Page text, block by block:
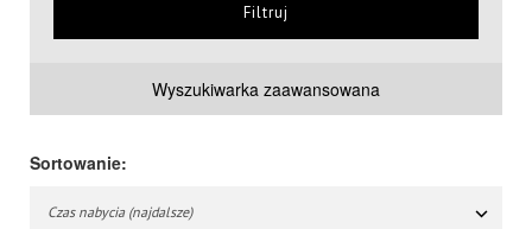
Filtruj
Wyszukiwarka zaawansowana
Sortowanie:
Czas nabycia (najdalsze)